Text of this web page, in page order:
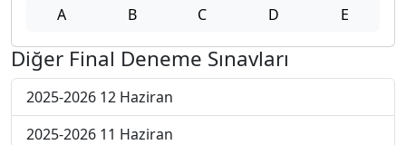
A B C D E
Diğer Final Deneme Sınavları
2025-2026 12 Haziran
2025-2026 11 Haziran